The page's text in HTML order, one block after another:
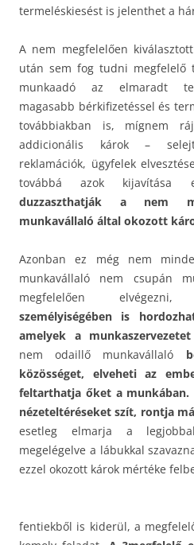
termeléskiesést is jelenthet a
A nem megfelelően
után sem fog tudni megfelelő
munkaadó az elmaradt
magasabb bérkifizetéssel és
továbbiakban is, mígnem
addicionális károk –
reklamációk, ügyfelek
továbbá azok kijavítása
duzzaszthatják a nem
munkavállaló által okozott
Azonban ez még nem
munkavállaló nem csupán
megfelelően
személyiségében is
amelyek a
nem odaillő munkavállaló
közösséget, elveheti az
feltarthatja őket a munkában.
nézeteltéréseket szít, rontja
esetleg elmarja a
megelégelve a lábukkal
ezzel okozott károk mértéke
fentiekből is kiderül, a